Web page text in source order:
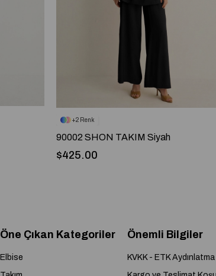
2
90002 SHON TAKIM Siyah
$425.00
Öne Çıkan Kategoriler
Elbise
Önemli Bilgiler
KVKK - ETK